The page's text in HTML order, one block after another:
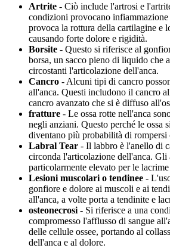
Artrite - Ciò include l'artrosi e
condizioni provocano
provoca la rottura della cartilagine e
causando forte dolore e rigidità.
Borsite - Questo si riferisce al
borsa, un sacco pieno di liquido che
circostanti l'articolazione dell'anca.
Cancro - Alcuni tipi di cancro
all'anca. Questi includono il cancro
cancro avanzato che si è diffuso
fratture - Le ossa rotte nell'anca
negli anziani. Questo perché le ossa
diventano più probabilità di rompersi
Labral Tear - Il labbro è l'anello di
circonda l'articolazione dell'anca.
particolarmente elevato per le
Lesioni muscolari o tendinee -
gonfiore e dolore ai muscoli e ai
all'anca, a volte porta a tendinite e
osteonecrosi - Si riferisce a una
compromesso l'afflusso di sangue
delle cellule ossee, portando al
dell'anca e al dolore.